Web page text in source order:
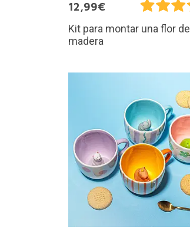
12,99€
Kit para montar una flor de
madera